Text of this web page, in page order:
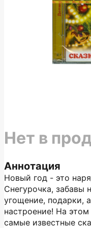
Аннотация
Новый год - это
Снегурочка, забавы
угощение, подарки,
настроение! На
самые известные
Нет в